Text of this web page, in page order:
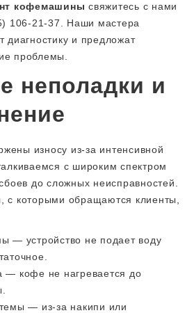
кофемашины свяжитесь с нами
106-21-37. Наши мастера
диагностику и предложат
проблемы.
неполадки и
износу из-за интенсивной
с широким спектром
до сложных неисправностей.
которыми обращаются клиенты,
— устройство не подает воду
— кофе не нагревается до
— из-за накипи или